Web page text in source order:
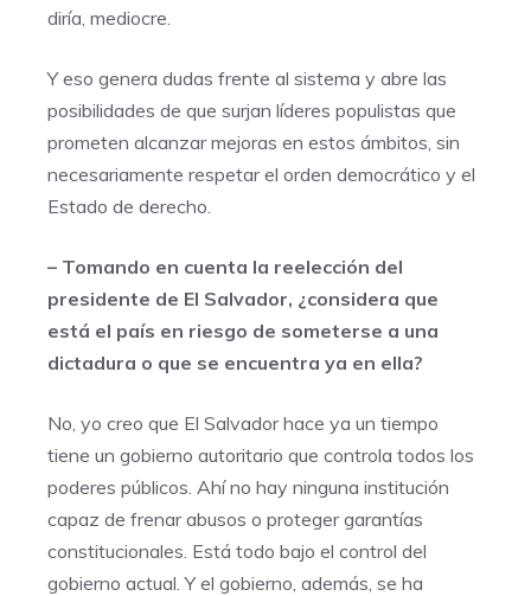
diría, mediocre.
Y eso genera dudas frente al sistema y abre las
posibilidades de que surjan líderes populistas que
prometen alcanzar mejoras en estos ámbitos, sin
necesariamente respetar el orden democrático y el
Estado de derecho.
– Tomando en cuenta la reelección del
presidente de El Salvador, ¿considera que
está el país en riesgo de someterse a una
dictadura o que se encuentra ya en ella?
No, yo creo que El Salvador hace ya un tiempo
tiene un gobierno autoritario que controla todos los
poderes públicos. Ahí no hay ninguna institución
capaz de frenar abusos o proteger garantías
constitucionales. Está todo bajo el control del
gobierno actual. Y el gobierno, además, se ha